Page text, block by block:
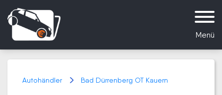
Menü
Autohändler Bad Dürrenberg OT Kauern